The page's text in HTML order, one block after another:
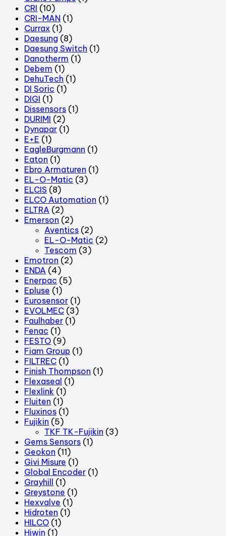
CRI (10)
CRI-MAN (1)
Currax (1)
Daesung (8)
Daesung Switch (1)
Danotherm (1)
Debem (1)
DehuTech (1)
DI Soric (1)
DIGI (1)
Dissensors (1)
DURIMI (2)
Dynapar (1)
E+E (1)
EagleBurgmann (1)
Eaton (1)
Ebro Armaturen (1)
EL-O-Matic (3)
ELCIS (8)
ELCO Automation (1)
ELTRA (2)
Emerson (2)
Aventics (2)
EL-O-Matic (2)
Tescom (3)
Emotron (2)
ENDA (4)
Enerpac (5)
Epluse (1)
Eurosensor (1)
EVOLMEC (3)
Faulhaber (1)
Fenac (1)
FESTO (9)
Fiam Group (1)
FILTREC (1)
Finish Thompson (1)
Flexaseal (1)
Flexlink (1)
Fluiten (1)
Fluxinos (1)
Fujikin (5)
TKF TK-Fujikin (3)
Gems Sensors (1)
Geokon (11)
Givi Misure (1)
Global Encoder (1)
Grayhill (1)
Greystone (1)
Hexvalve (1)
Hidroten (1)
HILCO (1)
Hiwin (1)